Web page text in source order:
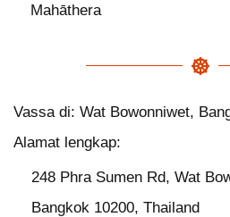
Mahāthera
Vassa di: Wat Bowonniwet,
Alamat lengkap:
248 Phra Sumen Rd, Wat
Bangkok 10200, Thailand